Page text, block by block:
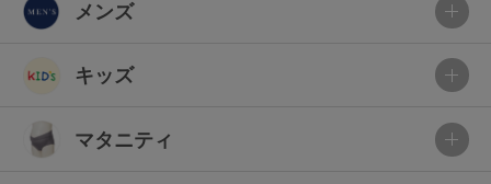
メンズ
キッズ
マタニティ